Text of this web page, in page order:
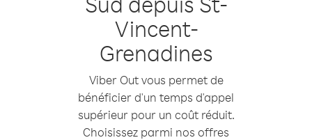
Vincent-
Grenadines
Viber Out vous permet de
bénéficier d'un temps d'appel
supérieur pour un coût réduit.
Choisissez parmi nos offres